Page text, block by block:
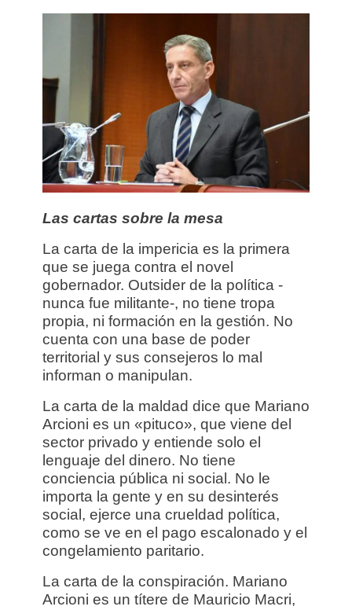
Las cartas sobre la mesa
La carta de la impericia es la primera
que se juega contra el novel
gobernador. Outsider de la política -
nunca fue militante-, no tiene tropa
propia, ni formación en la gestión. No
cuenta con una base de poder
territorial y sus consejeros lo mal
informan o manipulan.
La carta de la maldad dice que Mariano
Arcioni es un «pituco», que viene del
sector privado y entiende solo el
lenguaje del dinero. No tiene
conciencia pública ni social. No le
importa la gente y en su desinterés
social, ejerce una crueldad política,
como se ve en el pago escalonado y el
congelamiento paritario.
La carta de la conspiración. Mariano
Arcioni es un títere de Mauricio Macri,